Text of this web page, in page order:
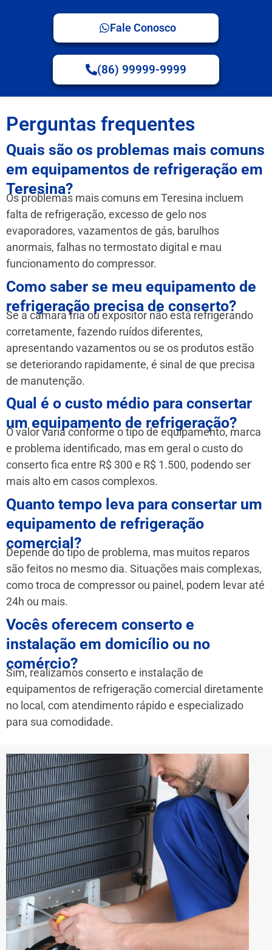
Fale Conosco
(86) 99999-9999
Perguntas frequentes
Quais são os problemas mais comuns
em equipamentos de refrigeração em
Teresina?
Os problemas mais comuns em Teresina incluem
falta de refrigeração, excesso de gelo nos
evaporadores, vazamentos de gás, barulhos
anormais, falhas no termostato digital e mau
funcionamento do compressor.
Como saber se meu equipamento de
refrigeração precisa de conserto?
Se a câmara fria ou expositor não está refrigerando
corretamente, fazendo ruídos diferentes,
apresentando vazamentos ou se os produtos estão
se deteriorando rapidamente, é sinal de que precisa
de manutenção.
Qual é o custo médio para consertar
um equipamento de refrigeração?
O valor varia conforme o tipo de equipamento, marca
e problema identificado, mas em geral o custo do
conserto fica entre R$ 300 e R$ 1.500, podendo ser
mais alto em casos complexos.
Quanto tempo leva para consertar um
equipamento de refrigeração
comercial?
Depende do tipo de problema, mas muitos reparos
são feitos no mesmo dia. Situações mais complexas,
como troca de compressor ou painel, podem levar até
24h ou mais.
Vocês oferecem conserto e
instalação em domicílio ou no
comércio?
Sim, realizamos conserto e instalação de
equipamentos de refrigeração comercial diretamente
no local, com atendimento rápido e especializado
para sua comodidade.